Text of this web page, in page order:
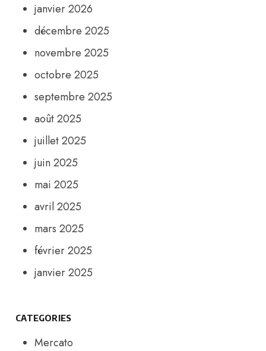
janvier 2026
décembre 2025
novembre 2025
octobre 2025
septembre 2025
août 2025
juillet 2025
juin 2025
mai 2025
avril 2025
mars 2025
février 2025
janvier 2025
CATEGORIES
Mercato